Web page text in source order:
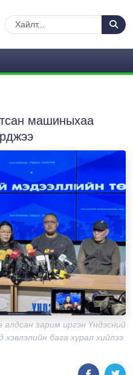
машиныхаа
алдсан зарим иргэн Үндэсний
бага хурал хийлээ.